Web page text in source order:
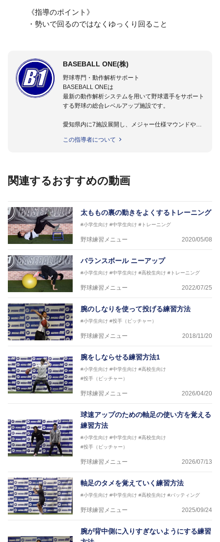
《指導のポイント》
・勢いで回るのではなくゆっくり回ること
BASEBALL ONE(株)
野球専門・動作解析サポート
BASEBALL ONEは
最新の動作解析システムを用いて野球選手をサポート
する野球の総合レベルアップ施設です。
愛知県内に7施設展開し、メジャー仕様マウンドやト
動作解析システムを用いて、小学生からプロ野球選手
この指導者について
関連するおすすめの動画
太ももの裏の動きをよくするトレーニング
#小学生向け #中学生向け #トレーニング
野球練習メニュー 2020/05/08
バランスボール ニーアップ
#小学生向け #中学生向け #高校生向け #トレーニング
野球練習メニュー 2022/07/25
腕のしなりを使って投げる練習方法
#小学生向け #投手（ピッチャー）
野球練習メニュー 2018/11/20
腕をしならせる練習方法1
#小学生向け #中学生向け #高校生向け
#投手（ピッチャー）
野球練習メニュー 2026/04/20
球速アップのための軸足の使い方を覚える
練習方法
#小学生向け #中学生向け #高校生向け
#投手（ピッチャー）
野球練習メニュー 2026/07/13
軸足のタメを覚えていく練習方法
#小学生向け #中学生向け #高校生向け #バッティング
野球練習メニュー 2025/09/24
腕が背中側に入りすぎないようにする練習